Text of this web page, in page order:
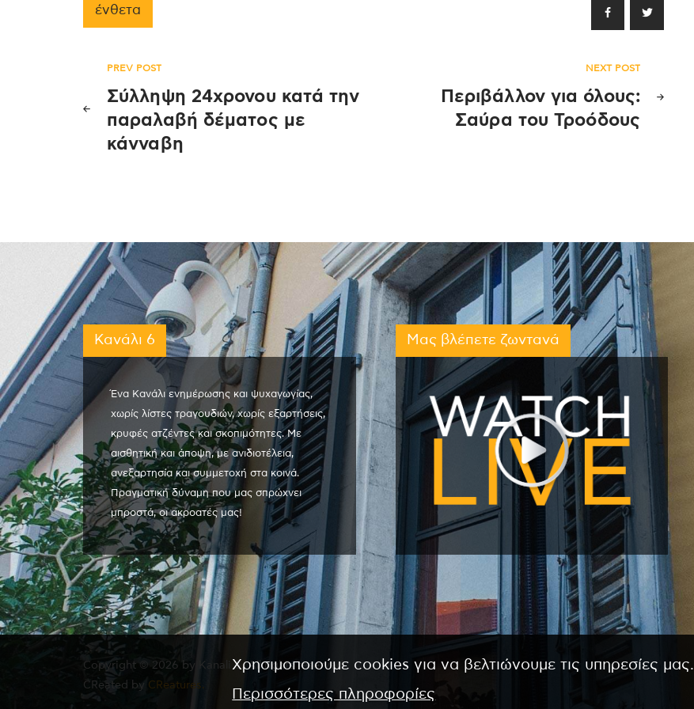
ένθετα
Πλοήγηση
άρθρων
PREV POST
Σύλληψη 24χρονου κατά την
παραλαβή δέματος με
κάνναβη
NEXT POST
Περιβάλλον για όλους:
Σαύρα του Τροόδους
Κανάλι 6
Ένα Κανάλι ενημέρωσης και ψυχαγωγίας,
χωρίς λίστες τραγουδιών, χωρίς εξαρτήσεις,
κρυφές ατζέντες και σκοπιμότητες. Με
αισθητική και άποψη, με ανιδιοτέλεια,
ανεξαρτησία και συμμετοχή στα κοινά.
Πραγματική δύναμη που μας σπρώχνει
μπροστά, οι ακροατές μας!
Μας βλέπετε ζωντανά
Copyright © 2026 by Kanali 6. All rights reserved.
CReated by CReatures.
Χρησιμοποιούμε cookies για να βελτιώνουμε τις υπηρεσίες μας.
Περισσότερες πληροφορίες